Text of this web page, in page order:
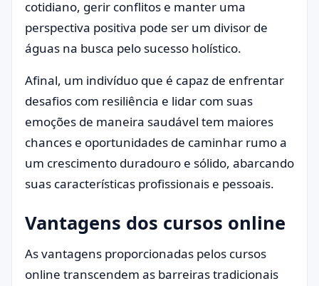
cotidiano, gerir conflitos e manter uma
perspectiva positiva pode ser um divisor de
águas na busca pelo sucesso holístico.
Afinal, um indivíduo que é capaz de enfrentar
desafios com resiliência e lidar com suas
emoções de maneira saudável tem maiores
chances e oportunidades de caminhar rumo a
um crescimento duradouro e sólido, abarcando
suas características profissionais e pessoais.
Vantagens dos cursos online
As vantagens proporcionadas pelos cursos
online transcendem as barreiras tradicionais